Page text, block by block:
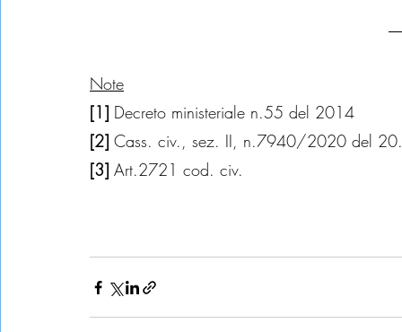
Note
[1] Decreto ministeriale n.55 del 2014
[2] Cass. civ., sez. II, n.7940/2020 del
[3] Art.2721 cod. civ.